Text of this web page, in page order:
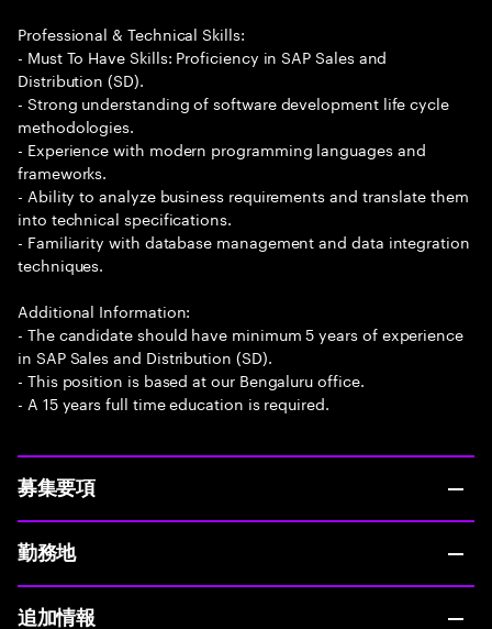
Professional & Technical Skills:
- Must To Have Skills: Proficiency in SAP Sales and
Distribution (SD).
- Strong understanding of software development life cycle
methodologies.
- Experience with modern programming languages and
frameworks.
- Ability to analyze business requirements and translate them
into technical specifications.
- Familiarity with database management and data integration
techniques.
Additional Information:
- The candidate should have minimum 5 years of experience
in SAP Sales and Distribution (SD).
- This position is based at our Bengaluru office.
- A 15 years full time education is required.
募集要項
勤務地
追加情報